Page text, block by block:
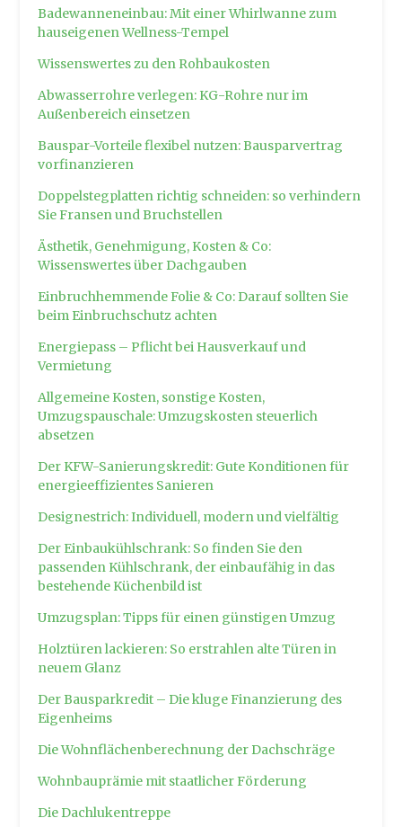
Badewanneneinbau: Mit einer Whirlwanne zum
hauseigenen Wellness-Tempel
Wissenswertes zu den Rohbaukosten
Abwasserrohre verlegen: KG-Rohre nur im
Außenbereich einsetzen
Bauspar-Vorteile flexibel nutzen: Bausparvertrag
vorfinanzieren
Doppelstegplatten richtig schneiden: so verhindern
Sie Fransen und Bruchstellen
Ästhetik, Genehmigung, Kosten & Co:
Wissenswertes über Dachgauben
Einbruchhemmende Folie & Co: Darauf sollten Sie
beim Einbruchschutz achten
Energiepass – Pflicht bei Hausverkauf und
Vermietung
Allgemeine Kosten, sonstige Kosten,
Umzugspauschale: Umzugskosten steuerlich
absetzen
Der KFW-Sanierungskredit: Gute Konditionen für
energieeffizientes Sanieren
Designestrich: Individuell, modern und vielfältig
Der Einbaukühlschrank: So finden Sie den
passenden Kühlschrank, der einbaufähig in das
bestehende Küchenbild ist
Umzugsplan: Tipps für einen günstigen Umzug
Holztüren lackieren: So erstrahlen alte Türen in
neuem Glanz
Der Bausparkredit – Die kluge Finanzierung des
Eigenheims
Die Wohnflächenberechnung der Dachschräge
Wohnbauprämie mit staatlicher Förderung
Die Dachlukentreppe